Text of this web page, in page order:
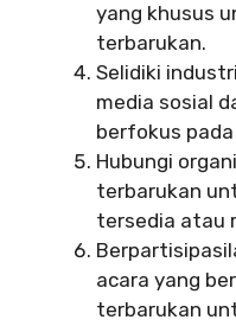
yang khusus
terbarukan.
Selidiki
media sosial
berfokus
Hubungi
terbarukan
tersedia atau
acara yang
terbarukan